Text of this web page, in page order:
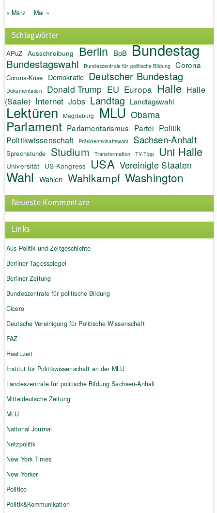
« März Mai »
Schlagwörter
APuZ Ausschreibung Berlin BpB Bundestag
Bundestagswahl Bundeszentrale für politische Bildung Corona
Corona-Krise Demokratie Deutscher Bundestag
Dokumentation Donald Trump EU Europa Halle Halle
(Saale) Internet Jobs Landtag Landtagswahl
Lektüren Magdeburg MLU Obama
Parlament Parlamentarismus Partei Politik
Politikwissenschaft Präsidentschaftswahl Sachsen-Anhalt
Sprechstunde Studium Transformation TV-Tipp Uni Halle
Universität US-Kongress USA Vereinigte Staaten
Wahl Wahlen Wahlkampf Washington
Neueste Kommentare
Links
Aus Politik und Zeitgeschichte
Berliner Tagesspiegel
Berliner Zeitung
Bundeszentrale für politische Bildung
Cicero
Deutsche Vereinigung für Politische Wissenschaft
FAZ
Hastuzeit
Institut für Politikwissenschaft an der MLU
Landeszentrale für politische Bildung Sachsen-Anhalt
Mitteldeutsche Zeitung
MLU
National Journal
Netzpolitik
New York Times
New Yorker
Politico
Politik&Kommunikation